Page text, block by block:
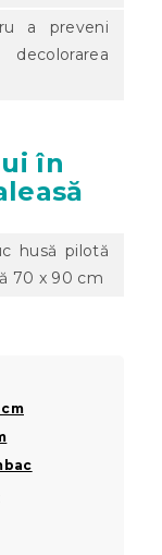
a preveni
în
husă pilotă
70 x 90 cm